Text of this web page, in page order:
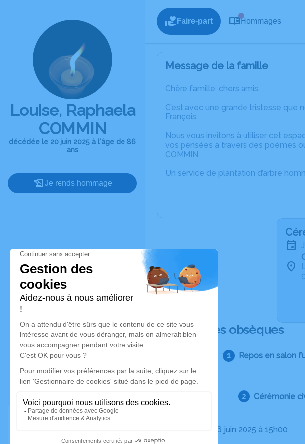
Louise, Raphaela
COMMIN
décédée le 20 juin 2025 à l'âge de 86
ans
Je rends hommage
Faire-part Hommages
Message de la famille
Chère famille, chers amis,
C’est avec une grande tristesse que
François.
Nous vous invitons à utiliser cet
vos pensées à travers des poèmes
COMMIN.
Un service de plantation d’arbre
Déroulé des obsèques
Repos en salon
Cérémonie
Le jeudi 26 juin 2025 à 15h00